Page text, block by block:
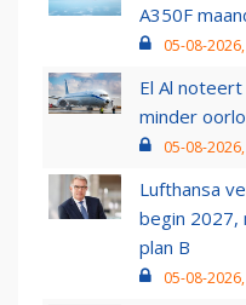
A350F
05-08-
El Al
minder
05-08-
Lufthansa
begin 2027,
plan B
05-08-